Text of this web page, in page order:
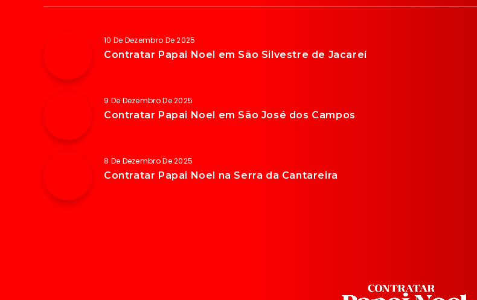
10 De Dezembro De 2025
Contratar Papai Noel em São Silvestre de Jacareí
9 De Dezembro De 2025
Contratar Papai Noel em São José dos Campos
8 De Dezembro De 2025
Contratar Papai Noel na Serra da Cantareira